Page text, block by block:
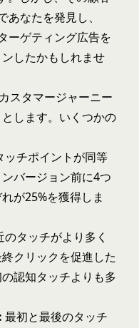
なたを発見し、
ーゲティング広告を
したかもしれませ
スタマージャーニー
します。いくつかの
ッチポイントが同等
バージョン前に4つ
が25%を獲得しま
のタッチがより多く
クリックを促進した
認知タッチよりも多
最初と最後のタッチ